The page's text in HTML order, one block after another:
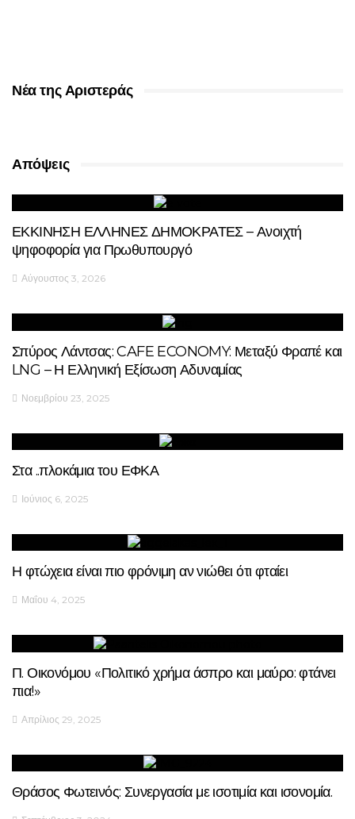
Νέα της Αριστεράς
Απόψεις
ΕΚΚΙΝΗΣΗ ΕΛΛΗΝΕΣ ΔΗΜΟΚΡΑΤΕΣ – Ανοιχτή
ψηφοφορία για Πρωθυπουργό
Αύγουστος 3, 2026
Σπύρος Λάντσας: CAFE ECONOMY: Μεταξύ Φραπέ και
LNG – Η Ελληνική Εξίσωση Αδυναμίας
Νοεμβρίου 23, 2025
Στα ..πλοκάμια του ΕΦΚΑ
Ιούνιος 6, 2025
Η φτώχεια είναι πιο φρόνιμη αν νιώθει ότι φταίει
Μαΐου 4, 2025
Π. Οικονόμου «Πολιτικό χρήμα άσπρο και μαύρο: φτάνει
πια!»
Απρίλιος 29, 2025
Θράσος Φωτεινός: Συνεργασία με ισοτιμία και ισονομία.